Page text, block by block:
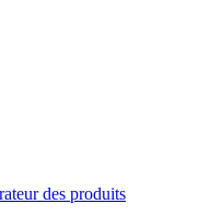
des produits